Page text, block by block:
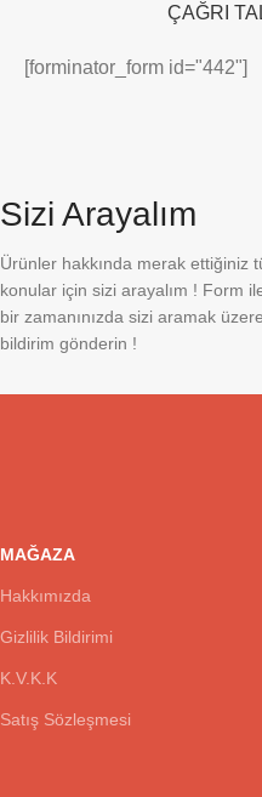
ÇAĞRI
[forminator_form id="442"]
Sizi Arayalım
Ürünler hakkında merak ettiğiniz
konular için sizi arayalım ! Form
bir zamanınızda sizi aramak
bildirim gönderin !
MAĞAZA
Hakkımızda
Gizlilik Bildirimi
K.V.K.K
Satış Sözleşmesi